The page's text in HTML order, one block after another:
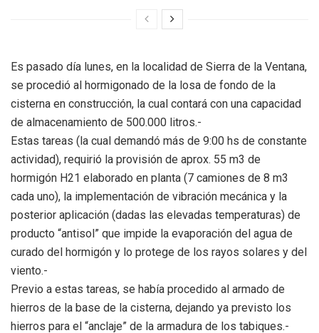
Es pasado día lunes, en la localidad de Sierra de la Ventana,
se procedió al hormigonado de la losa de fondo de la
cisterna en construcción, la cual contará con una capacidad
de almacenamiento de 500.000 litros.-
Estas tareas (la cual demandó más de 9:00 hs de constante
actividad), requirió la provisión de aprox. 55 m3 de
hormigón H21 elaborado en planta (7 camiones de 8 m3
cada uno), la implementación de vibración mecánica y la
posterior aplicación (dadas las elevadas temperaturas) de
producto “antisol” que impide la evaporación del agua de
curado del hormigón y lo protege de los rayos solares y del
viento.-
Previo a estas tareas, se había procedido al armado de
hierros de la base de la cisterna, dejando ya previsto los
hierros para el “anclaje” de la armadura de los tabiques.-